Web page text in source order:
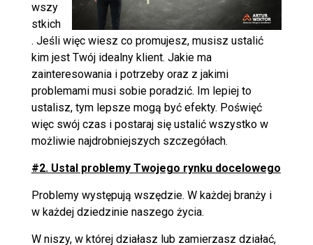
wszy
stkich
. Jeśli więc wiesz co promujesz, musisz ustalić
kim jest Twój idealny klient. Jakie ma
zainteresowania i potrzeby oraz z jakimi
problemami musi sobie poradzić. Im lepiej to
ustalisz, tym lepsze mogą być efekty. Poświęć
więc swój czas i postaraj się ustalić wszystko w
możliwie najdrobniejszych szczegółach.
#2. Ustal problemy Twojego rynku docelowego
Problemy występują wszędzie. W każdej branży i
w każdej dziedzinie naszego życia.
W niszy, w której działasz lub zamierzasz działać,